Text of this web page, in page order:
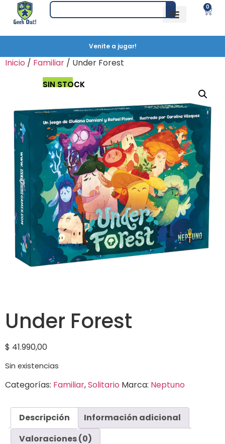
0
Venite a jugar!
Inicio / Familiar / Under Forest
SIN STOCK
Under Forest
$ 41.990,00
Sin existencias
Categorías: Familiar,Solitario Marca: Neptuno
Descripción
Información adicional
Valoraciones (0)